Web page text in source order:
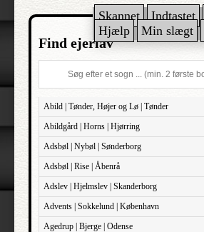
Skannet Indtastet
Hjælp
Min slægt
Find ejerlav
Abild | Tønder, Højer og Lø | Tønder
Abildgård | Horns | Hjørring
Adsbøl | Nybøl | Sønderborg
Adsbøl | Rise | Åbenrå
Adslev | Hjelmslev | Skanderborg
Advents | Sokkelund | København
Agedrup | Bjerge | Odense